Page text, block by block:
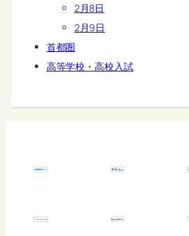
2月8日
2月9日
首都圏
高等学校・高校入試